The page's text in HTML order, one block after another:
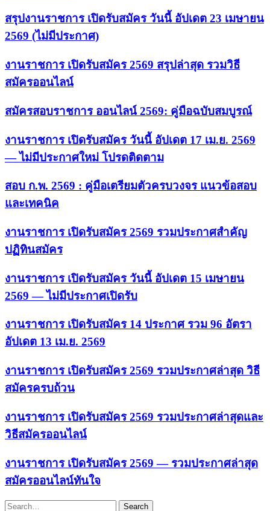
สรุปงานราชการ เปิดรับสมัคร วันนี้ อัปเดต 23 เมษายน
2569 (ไม่มีประกาศ)
งานราชการ เปิดรับสมัคร 2569 สรุปล่าสุด รวมวิธี
สมัครออนไลน์
สมัครสอบราชการ ออนไลน์ 2569: คู่มือฉบับสมบูรณ์
งานราชการ เปิดรับสมัคร วันนี้ อัปเดต 17 เม.ย. 2569
— ไม่มีประกาศใหม่ โปรดติดตาม
สอบ ก.พ. 2569 : คู่มือเตรียมตัวครบวงจร แนวข้อสอบ
และเทคนิค
งานราชการ เปิดรับสมัคร 2569 รวมประกาศสำคัญ
ปฏิทินสมัคร
งานราชการ เปิดรับสมัคร วันนี้ อัปเดต 15 เมษายน
2569 — ไม่มีประกาศเปิดรับ
งานราชการ เปิดรับสมัคร 14 ประกาศ รวม 96 อัตรา
อัปเดต 13 เม.ย. 2569
งานราชการ เปิดรับสมัคร 2569 รวมประกาศล่าสุด วิธี
สมัครครบถ้วน
งานราชการ เปิดรับสมัคร 2569 รวมประกาศล่าสุดและ
วิธีสมัครออนไลน์
งานราชการ เปิดรับสมัคร 2569 — รวมประกาศล่าสุด
สมัครออนไลน์ทันใจ
Search